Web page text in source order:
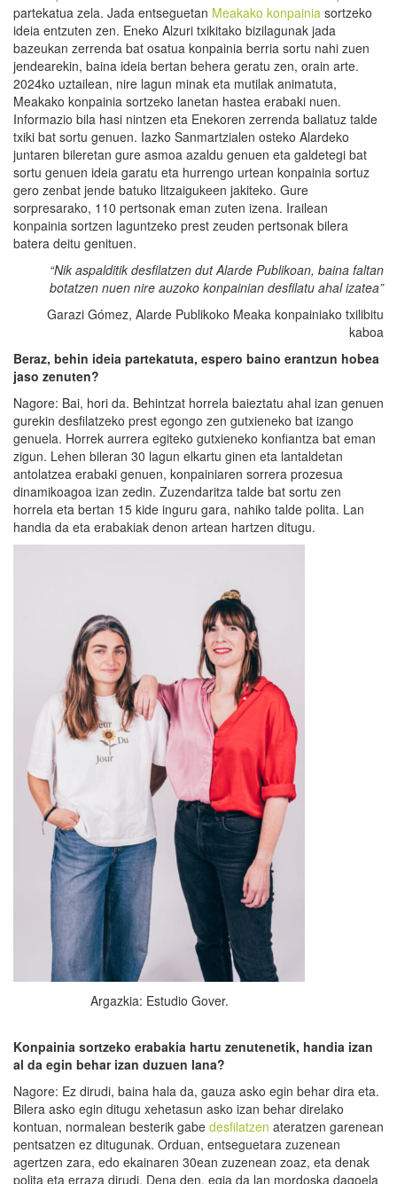
partekatua zela. Jada entseguetan Meakako konpainia sortzeko
ideia entzuten zen. Eneko Alzuri txikitako bizilagunak jada
bazeukan zerrenda bat osatua konpainia berria sortu nahi zuen
jendearekin, baina ideia bertan behera geratu zen, orain arte.
2024ko uztailean, nire lagun minak eta mutilak animatuta,
Meakako konpainia sortzeko lanetan hastea erabaki nuen.
Informazio bila hasi nintzen eta Enekoren zerrenda baliatuz talde
txiki bat sortu genuen. Iazko Sanmartzialen osteko Alardeko
juntaren bileretan gure asmoa azaldu genuen eta galdetegi bat
sortu genuen ideia garatu eta hurrengo urtean konpainia sortuz
gero zenbat jende batuko litzaigukeen jakiteko. Gure
sorpresarako, 110 pertsonak eman zuten izena. Irailean
konpainia sortzen laguntzeko prest zeuden pertsonak bilera
batera deitu genituen.
“Nik aspalditik desfilatzen dut Alarde Publikoan, baina faltan
botatzen nuen nire auzoko konpainian desfilatu ahal izatea”
Garazi Gómez, Alarde Publikoko Meaka konpainiako txilibitu
kaboa
Beraz, behin ideia partekatuta, espero baino erantzun hobea
jaso zenuten?
Nagore: Bai, hori da. Behintzat horrela baieztatu ahal izan genuen
gurekin desfilatzeko prest egongo zen gutxieneko bat izango
genuela. Horrek aurrera egiteko gutxieneko konfiantza bat eman
zigun. Lehen bileran 30 lagun elkartu ginen eta lantaldetan
antolatzea erabaki genuen, konpainiaren sorrera prozesua
dinamikoagoa izan zedin. Zuzendaritza talde bat sortu zen
horrela eta bertan 15 kide inguru gara, nahiko talde polita. Lan
handia da eta erabakiak denon artean hartzen ditugu.
Argazkia: Estudio Gover.
Konpainia sortzeko erabakia hartu zenutenetik, handia izan
al da egin behar izan duzuen lana?
Nagore: Ez dirudi, baina hala da, gauza asko egin behar dira eta.
Bilera asko egin ditugu xehetasun asko izan behar direlako
kontuan, normalean besterik gabe desfilatzen ateratzen garenean
pentsatzen ez ditugunak. Orduan, entseguetara zuzenean
agertzen zara, edo ekainaren 30ean zuzenean zoaz, eta denak
polita eta erraza dirudi. Dena den, egia da lan mordoska dagoela